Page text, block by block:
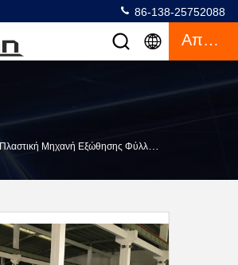
86-138-25752088
Απόσπασμα
Πλαστική Μηχανή Εξώθησης Φύλλων